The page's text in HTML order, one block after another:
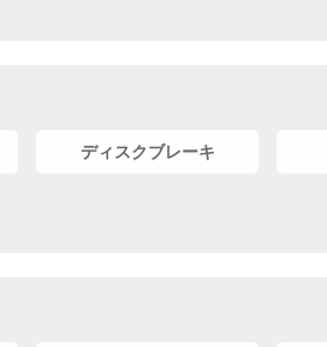
ディスクブレーキ